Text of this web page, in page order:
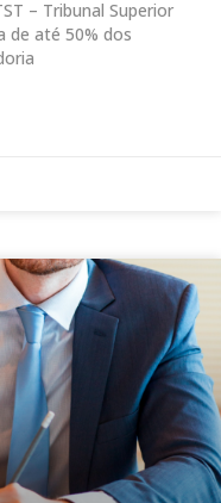
– Tribunal Superior
de até 50% dos